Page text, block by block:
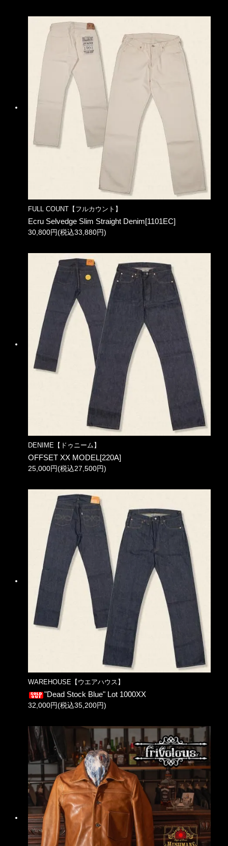
FULL COUNT【フルカウント】
Ecru Selvedge Slim Straight Denim[1101EC]
30,800円(税込33,880円)
DENIME【ドゥニーム】
OFFSET XX MODEL[220A]
25,000円(税込27,500円)
WAREHOUSE【ウエアハウス】
"Dead Stock Blue" Lot 1000XX
32,000円(税込35,200円)